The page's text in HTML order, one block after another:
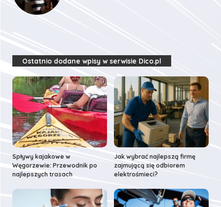
Ostatnio dodane wpisy w serwisie Dico.pl
Spływy kajakowe w
Węgorzewie: Przewodnik po
najlepszych trasach
Jak wybrać najlepszą firmę
zajmującą się odbiorem
elektrośmieci?